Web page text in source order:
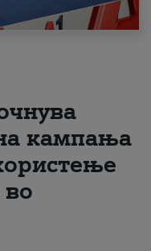
кампања
во